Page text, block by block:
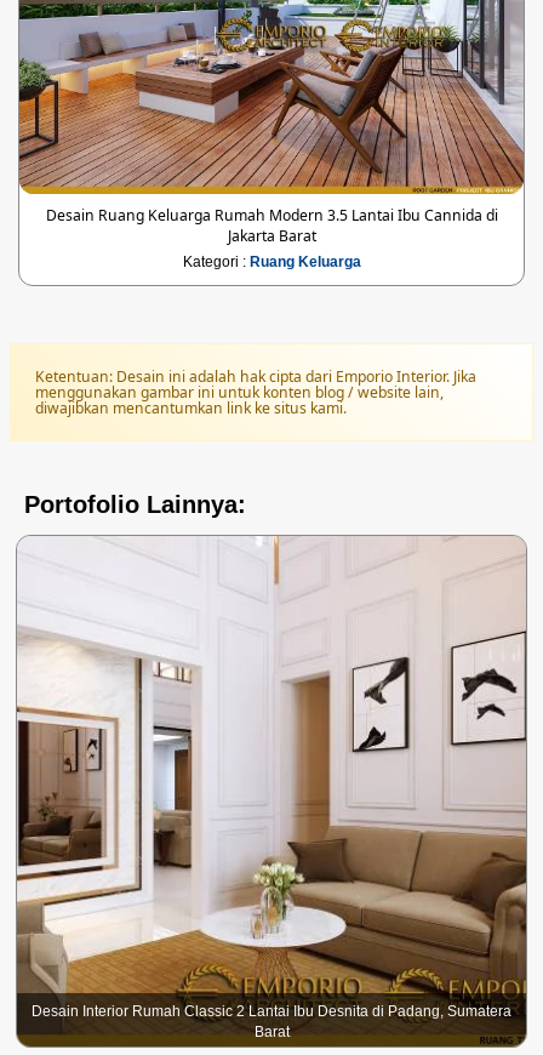
Desain Ruang Keluarga Rumah Modern 3.5 Lantai Ibu Cannida di
Jakarta Barat
Kategori : Ruang Keluarga
Ketentuan: Desain ini adalah hak cipta dari Emporio Interior. Jika
menggunakan gambar ini untuk konten blog / website lain,
diwajibkan mencantumkan link ke situs kami.
Portofolio Lainnya:
Desain Interior Rumah Classic 2 Lantai Ibu Desnita di Padang, Sumatera
Barat